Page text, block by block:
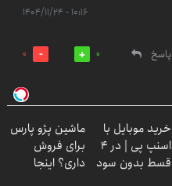
۱۰:۱۶ - ۱۴۰۴/۱۱/۲۴
پاسخ
0
0
خرید موبایل با
اسنپ پی | در ۴
قسط بدون سود
ماشین پژو پارس
برای فروش
داری؟ اینجا